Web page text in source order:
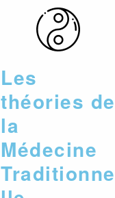
Les
théories de
la
Médecine
Traditionne